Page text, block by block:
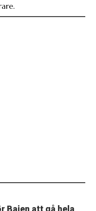
Bajen att gå hela